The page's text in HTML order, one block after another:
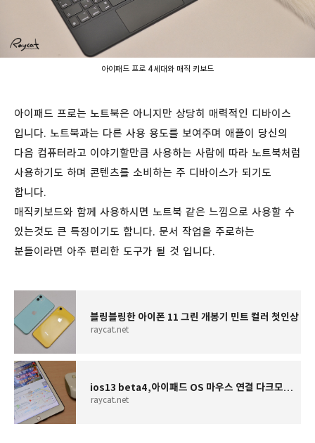
아이패드 프로 4세대와 매직 키보드
아이패드 프로는 노트북은 아니지만 상당히 매력적인 디바이스
입니다. 노트북과는 다른 사용 용도를 보여주며 애플이 당신의
다음 컴퓨터라고 이야기할만큼 사용하는 사람에 따라 노트북처럼
사용하기도 하며 콘텐츠를 소비하는 주 디바이스가 되기도
합니다.
매직키보드와 함께 사용하시면 노트북 같은 느낌으로 사용할 수
있는것도 큰 특징이기도 합니다. 문서 작업을 주로하는
분들이라면 아주 편리한 도구가 될 것 입니다.
블링블링한 아이폰 11 그린 개봉기 민트 컬러 첫인상
raycat.net
ios13 beta4,아이패드 OS 마우스 연결 다크모드 설정
raycat.net